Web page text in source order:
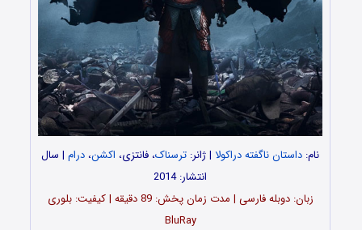
نام: داستان ناگفته دراکول ا | ژانر: ترسناک، فانتزی، اکشن، درام | سال
انتشار: 2014
زبان: دوبله فارسی | مدت زمان پخش: 89 دقیقه | کیفیت: بلوری
BluRay